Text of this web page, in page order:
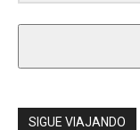
SIGUE VIAJANDO